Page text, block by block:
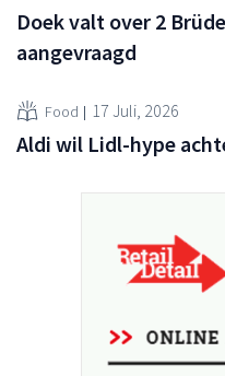
Doek valt over 2
aangevraagd
Food 17 Juli, 2026
Aldi wil Lidl-hype